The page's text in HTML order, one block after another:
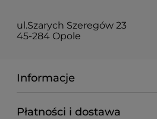
ul.Szarych Szeregów 23
45-284 Opole
Informacje
Płatności i dostawa